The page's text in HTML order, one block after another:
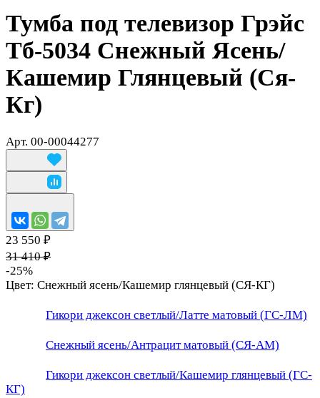
Тумба под телевизор Грэйс
Тб-5034 Снежный Ясень/
Кашемир Глянцевый (Ся-
Кг)
Арт. 00-00044277
23 550 ₽
31 410 ₽
-25%
Цвет: Снежный ясень/Кашемир глянцевый (СЯ-КГ)
Гикори джексон светлый/Латте матовый (ГС-ЛМ)
Снежный ясень/Антрацит матовый (СЯ-АМ)
Гикори джексон светлый/Кашемир глянцевый (ГС-
КГ)